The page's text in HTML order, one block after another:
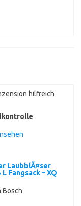
hilfreich
LaubblÃ¤ser
Fangsack – XQ
Bosch